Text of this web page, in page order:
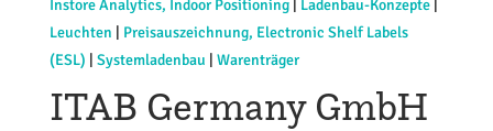
Instore Analytics, Indoor Positioning| Ladenbau-Konzepte|
Leuchten
Preisauszeichnung, Electronic Shelf Labels
(ESL)
Systemladenbau Warenträger
ITAB Germany GmbH